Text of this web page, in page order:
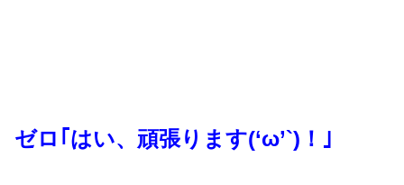
ゼロ｢はい、頑張ります(‘ω’`)！｣